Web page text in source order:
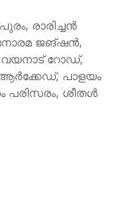
രാരിച്ചന്‍
ജങ്ഷന്‍,
റോഡ്,
പാളയം
പരിസരം, ശീതൾ